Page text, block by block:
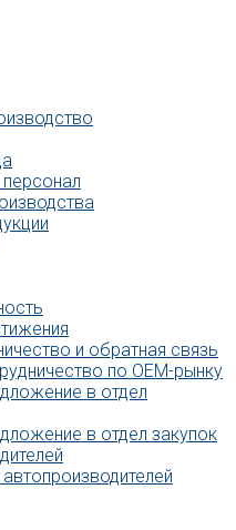
и обратная связь
по OEM-рынку
в отдел
в отдел закупок